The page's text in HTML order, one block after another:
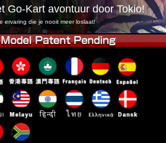
Osaka
Go-Kart avontuur door Tokio!
ervaring die je nooit meer loslaat!